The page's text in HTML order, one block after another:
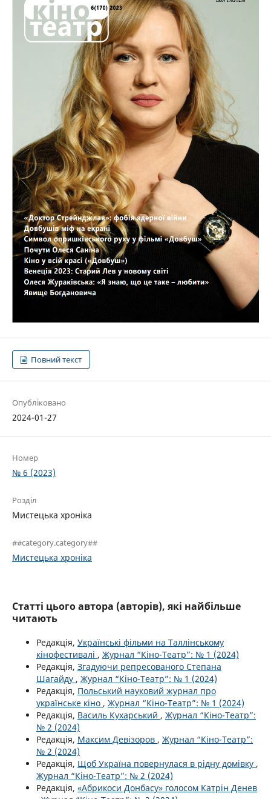
Повний текст
Опубліковано
2024-01-27
Номер
№ 6 (2023)
Розділ
Мистецька хроніка
##category.category##
Мистецька хроніка
Статті цього автора (авторів), які найбільше
читають
Редакція, Українські фільми на Таллінському
кінофестивалі , Журнал “Кіно-Театр”: № 1 (2024)
Редакція, Згадуючи репресованого Степана
Шагайду , Журнал “Кіно-Театр”: № 1 (2024)
Редакція, Польський науковий журнал про
українське кіно , Журнал “Кіно-Театр”: № 1 (2024)
Редакція, Василь Кухарський , Журнал “Кіно-Театр”:
№ 2 (2024)
Редакція, Максим Девізоров , Журнал “Кіно-Театр”:
№ 2 (2024)
Редакція, Щоб Україна повернулася в рідну домівку ,
Журнал “Кіно-Театр”: № 2 (2024)
Редакція, «Абрикоси Донбасу» голосом Катрін Денев